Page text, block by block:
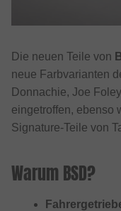
Die neuen Teile von
neue Farbvarianten
Donnachie, Joe
eingetroffen, ebenso
Signature-Teile von
Warum BSD?